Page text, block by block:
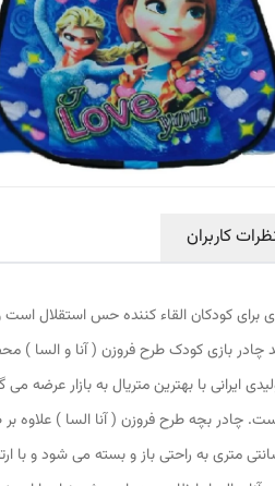
کاربران
برای کودکان القاء کننده حس استقلال
چادر بازی کودک طرح فروزن ( آنا و السا
ایرانی با بهترین متریال به بازار
است. چادر بچه طرح فروزن ( آنا السا )